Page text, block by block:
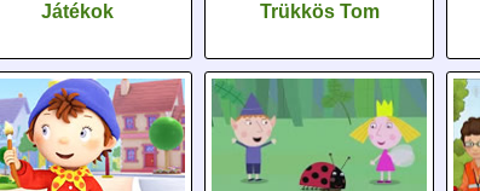
Játékok Trükkös Tom